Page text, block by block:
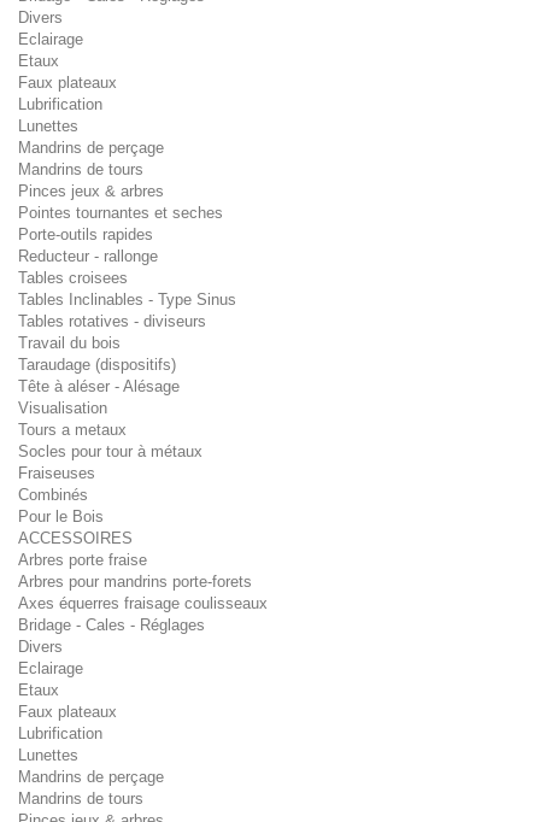
Divers
Eclairage
Etaux
Faux plateaux
Lubrification
Lunettes
Mandrins de perçage
Mandrins de tours
Pinces jeux & arbres
Pointes tournantes et seches
Porte-outils rapides
Reducteur - rallonge
Tables croisees
Tables Inclinables - Type Sinus
Tables rotatives - diviseurs
Travail du bois
Taraudage (dispositifs)
Tête à aléser - Alésage
Visualisation
Tours a metaux
Socles pour tour à métaux
Fraiseuses
Combinés
Pour le Bois
ACCESSOIRES
Arbres porte fraise
Arbres pour mandrins porte-forets
Axes équerres fraisage coulisseaux
Bridage - Cales - Réglages
Divers
Eclairage
Etaux
Faux plateaux
Lubrification
Lunettes
Mandrins de perçage
Mandrins de tours